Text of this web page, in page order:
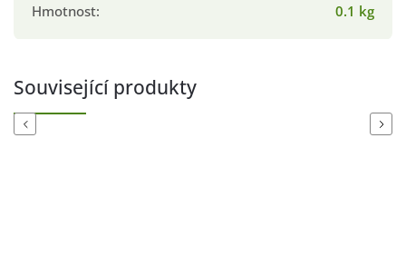
Hmotnost: 0.1 kg
Související produkty
Previous Next